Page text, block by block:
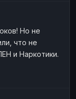
Но не
что не
и Наркотики.